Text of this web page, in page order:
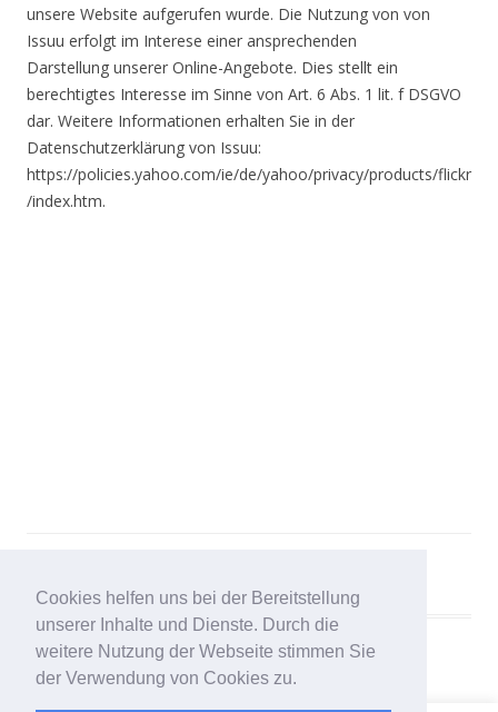
Cookies helfen uns bei der Bereitstellung
unserer Inhalte und Dienste. Durch die
weitere Nutzung der Webseite stimmen Sie
der Verwendung von Cookies zu.
unsere Website aufgerufen wurde. Die Nutzung von von
Issuu erfolgt im Interese einer ansprechenden
Darstellung unserer Online-Angebote. Dies stellt ein
berechtigtes Interesse im Sinne von Art. 6 Abs. 1 lit. f DSGVO
dar. Weitere Informationen erhalten Sie in der
Datenschutzerklärung von Issuu:
https://policies.yahoo.com/ie/de/yahoo/privacy/products/flickr
/index.htm.